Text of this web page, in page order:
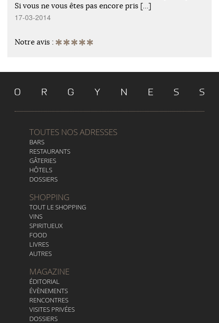
Si vous ne vous êtes pas encore pris […]
17-03-2014
Notre avis :
TOUTES NOS ADRESSES
BARS
RESTAURANTS
GÂTERIES
HÔTELS
DOSSIERS
SHOPPING
TOUT LE SHOPPING
VINS
SPIRITUEUX
FOOD
LIVRES
AUTRES
MAGAZINE
ÉDITORIAL
ÉVÈNEMENTS
RENCONTRES
VISITES PRIVÉES
DOSSIERS